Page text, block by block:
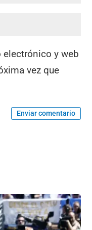
electrónico y web
vez que
Enviar comentario